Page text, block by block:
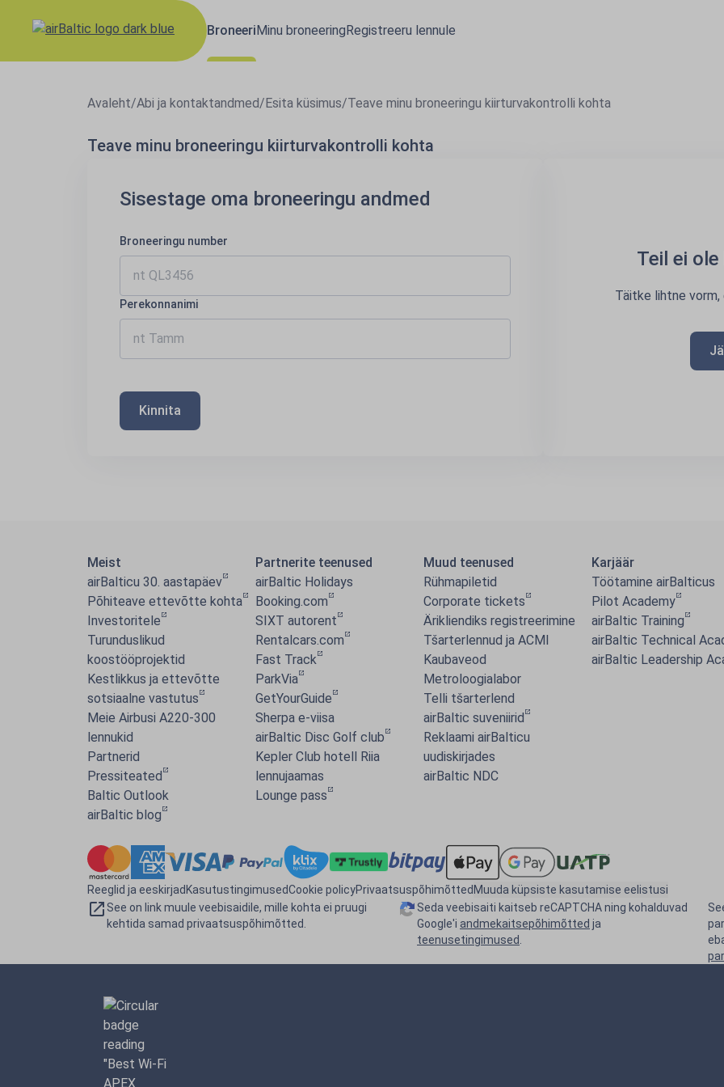
BroneeriMinu broneeringRegistreeru lennule
Avaleht/Abi ja kontaktandmed/Esita küsimus/Teave minu broneeringu kiirturvakontrolli kohta
Teave minu broneeringu kiirturvakontrolli kohta
Sisestage oma broneeringu andmed
Broneeringu number
Perekonnanimi
Kinnita
Teil ei
Täitke lihtne
Meist
airBalticu 30. aastapäev
Põhiteave ettevõtte kohta
Investoritele
Turunduslikud
koostööprojektid
Kestlikkus ja ettevõtte
sotsiaalne vastutus
Meie Airbusi A220-300
lennukid
Partnerid
Pressiteated
Baltic Outlook
airBaltic blog
Partnerite teenused
airBaltic Holidays
Booking.com
SIXT autorent
Rentalcars.com
Fast Track
ParkVia
GetYourGuide
Sherpa e-viisa
airBaltic Disc Golf club
Kepler Club hotell Riia
lennujaamas
Lounge pass
Muud teenused
Rühmapiletid
Corporate tickets
Ärikliendiks registreerimine
Tšarterlennud ja ACMI
Kaubaveod
Metroloogialabor
Telli tšarterlend
airBaltic suveniirid
Reklaami airBalticu
uudiskirjades
airBaltic NDC
Karjäär
Töötamine airBalticus
Pilot Academy
airBaltic Training
airBaltic Technical
airBaltic Leadership
Reeglid ja eeskirjadKasutustingimusedCookie policyPrivaatsuspõhimõttedMuuda küpsiste kasutamise eelistusi
See on link muule veebisaidile, mille kohta ei pruugi
kehtida samad privaatsuspõhimõtted.
Seda veebisaiti kaitseb reCAPTCHA ning kohalduvad
Google'i andmekaitsepõhimõtted ja
teenusetingimused